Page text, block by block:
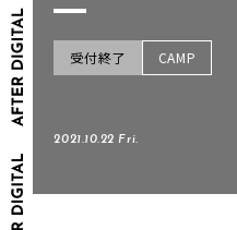
受付終了 CAMP
2021.10.22 Fri.